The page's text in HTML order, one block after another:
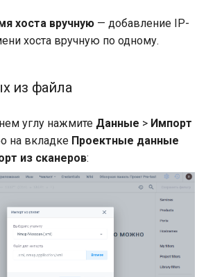
Контроль состояния
Локализация интерфейса
хоста вручную — добавление IP-
хоста вручную по одному.
из файла
углу нажмите Данные > Импорт
на вкладке Проектные данные
из сканеров: